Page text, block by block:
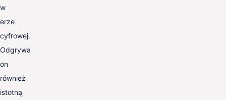
w
erze
cyfrowej.
Odgrywa
on
również
istotną